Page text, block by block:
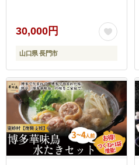
酢 薬味 家族 配送日指定
(1306)
30,000円
山口県 長門市